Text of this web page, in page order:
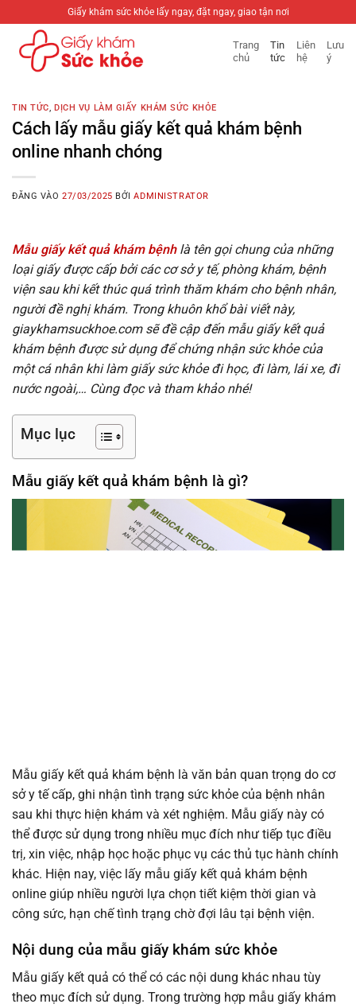
qua
Giấy khám sức khỏe lấy ngay, đặt ngay, giao tận nơi
Trang
chủ
Tin
tức
Liên
hệ
Lưu
ý
TIN TỨC,DỊCH VỤ LÀM GIẤY KHÁM SỨC KHỎE
Cách lấy mẫu giấy kết quả khám bệnh
online nhanh chóng
ĐĂNG VÀO27/03/2025 BỞIADMINISTRATOR
Mẫu giấy kết quả khám bệnhlà tên gọi chung của những
loại giấy được cấp bởi các cơ sở y tế, phòng khám, bệnh
viện sau khi kết thúc quá trình thăm khám cho bệnh nhân,
người đề nghị khám. Trong khuôn khổ bài viết này,
giaykhamsuckhoe.com sẽ đề cập đến mẫu giấy kết quả
khám bệnh được sử dụng để chứng nhận sức khỏe của
một cá nhân khi làm giấy sức khỏe đi học, đi làm, lái xe, đi
nước ngoài,… Cùng đọc và tham khảo nhé!
Mục lục
Mẫu giấy kết quả khám bệnh là gì?
Mẫu giấy kết quả khám bệnh là văn bản quan trọng do cơ
sở y tế cấp, ghi nhận tình trạng sức khỏe của bệnh nhân
sau khi thực hiện khám và xét nghiệm. Mẫu giấy này có
thể được sử dụng trong nhiều mục đích như tiếp tục điều
trị, xin việc, nhập học hoặc phục vụ các thủ tục hành chính
khác. Hiện nay, việc lấy mẫu giấy kết quả khám bệnh
online giúp nhiều người lựa chọn tiết kiệm thời gian và
công sức, hạn chế tình trạng chờ đợi lâu tại bệnh viện.
Nội dung của mẫu giấy khám sức khỏe
Mẫu giấy kết quả có thể có các nội dung khác nhau tùy
theo mục đích sử dụng. Trong trường hợp mẫu giấy khám